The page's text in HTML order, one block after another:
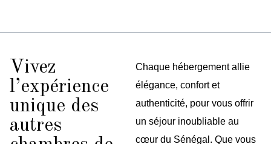
Vivez
l’expérience
unique des
autres
Chaque hébergement allie
élégance, confort et
authenticité, pour vous offrir
un séjour inoubliable au
cœur du Sénégal. Que vous